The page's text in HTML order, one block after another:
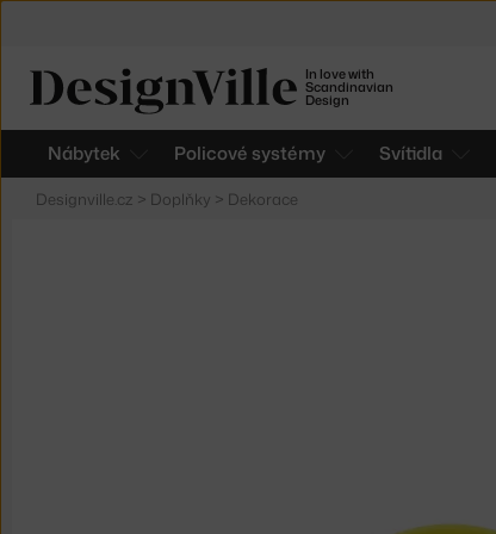
In love with
Scandinavian
Design
Nábytek Policové systémy Svítidla
Designville.cz > Doplňky > Dekorace